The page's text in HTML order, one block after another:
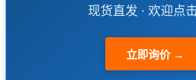
现货直发 · 欢迎点
立即询价 →